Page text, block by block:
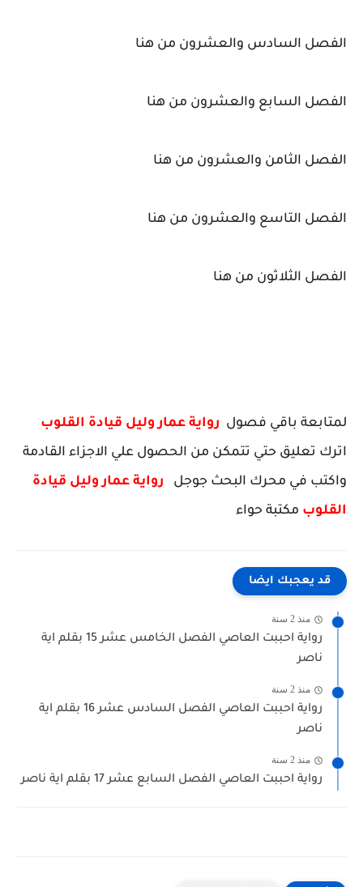
الفصل السادس والعشرون من هنا
الفصل السابع والعشرون من هنا
الفصل الثامن والعشرون من هنا
الفصل التاسع والعشرون من هنا
الفصل الثلاثون من هنا
لمتابعة باقي فصول رواية عمار وليل قيادة القلوب
اترك تعليق حتي تتمكن من الحصول علي الاجزاء القادمة
واكتب في محرك البحث جوجل رواية عمار وليل قيادة
القلوب مكتبة حواء
قد يعجبك ايضا
منذ 2 سنة
رواية احببت العاصي الفصل الخامس عشر 15 بقلم اية
ناصر
منذ 2 سنة
رواية احببت العاصي الفصل السادس عشر 16 بقلم اية
ناصر
منذ 2 سنة
رواية احببت العاصي الفصل السابع عشر 17 بقلم اية ناصر